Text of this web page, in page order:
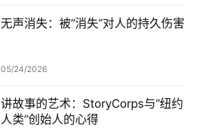
无声消失：被”消失”对人的持久伤害
05/24/2026
讲故事的艺术：StoryCorps与”纽约
人类”创始人的心得